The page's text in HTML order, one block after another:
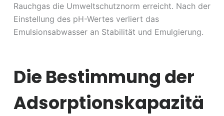
Rauchgas die Umweltschutznorm erreicht. Nach der
Einstellung des pH-Wertes verliert das
Emulsionsabwasser an Stabilität und Emulgierung.
Die Bestimmung der
Adsorptionskapazitä